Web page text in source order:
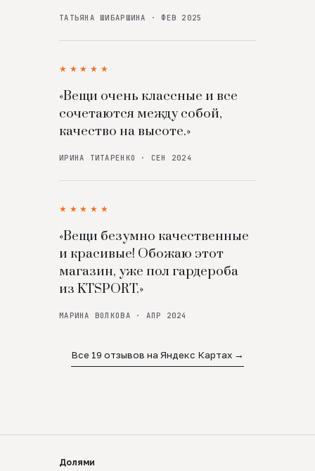
ТАТЬЯНА ШИБАРШИНА · ФЕВ 2025
★★★★★
«Вещи очень классные и все
сочетаются между собой,
качество на высоте.»
ИРИНА ТИТАРЕНКО · СЕН 2024
★★★★★
«Вещи безумно качественные
и красивые! Обожаю этот
магазин, уже пол гардероба
из KTSPORT.»
МАРИНА ВОЛКОВА · АПР 2024
Все 19 отзывов на Яндекс Картах →
Долями